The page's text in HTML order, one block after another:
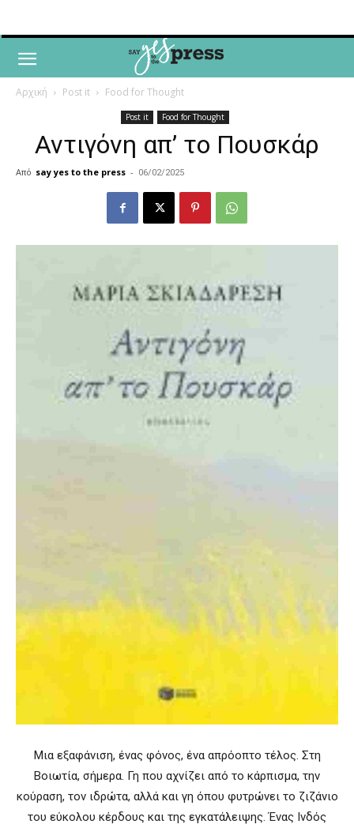
Αρχική Post it Food for Thought
Post it Food for Thought
Αντιγόνη απ’ το Πουσκάρ
Από say yes to the press - 06/02/2025
Mια εξαφάνιση, ένας φόνος, ένα απρόοπτο τέλος. Στη
Βοιωτία, σήμερα. Γη που αχνίζει από το κάρπισμα, την
κούραση, τον ιδρώτα, αλλά και γη όπου φυτρώνει το ζιζάνιο
του εύκολου κέρδους και της εγκατάλειψης. Ένας Ινδός